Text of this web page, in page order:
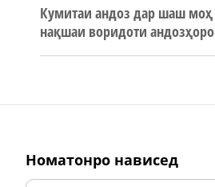
Кумитаи андоз дар шаш моҳ
нақшаи воридоти андозҳоро
номатонро нависед